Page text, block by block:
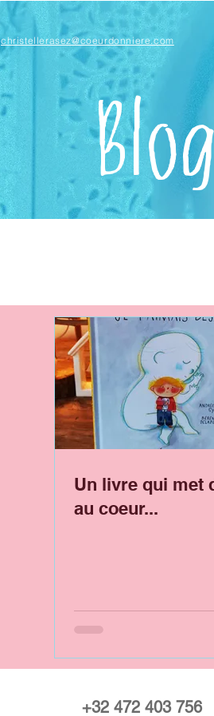
christellerasez@coeurdonniere.com
Blog
Un livre qui met
au coeur...
+32 472 403 756